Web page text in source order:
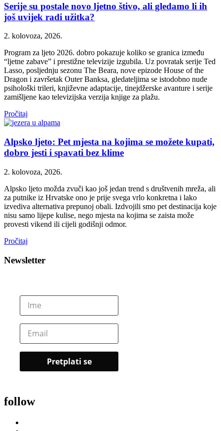
Serije su postale novo ljetno štivo, ali gledamo li ih
još uvijek radi užitka?
2. kolovoza, 2026.
Program za ljeto 2026. dobro pokazuje koliko se granica između
“ljetne zabave” i prestižne televizije izgubila. Uz povratak serije Ted
Lasso, posljednju sezonu The Beara, nove epizode House of the
Dragon i završetak Outer Banksa, gledateljima se istodobno nude
psihološki trileri, književne adaptacije, tinejdžerske avanture i serije
zamišljene kao televizijska verzija knjige za plažu.
Pročitaj
Alpsko ljeto: Pet mjesta na kojima se možete kupati,
dobro jesti i spavati bez klime
2. kolovoza, 2026.
Alpsko ljeto možda zvuči kao još jedan trend s društvenih mreža, ali
za putnike iz Hrvatske ono je prije svega vrlo konkretna i lako
izvediva alternativa prepunoj obali. Izdvojili smo pet destinacija koje
nisu samo lijepe kulise, nego mjesta na kojima se zaista može
provesti vikend ili cijeli godišnji odmor.
Pročitaj
Newsletter
follow